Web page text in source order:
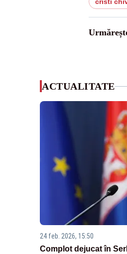
ACTUALITATE
24 feb. 2026, 15:50
Complot dejucat în